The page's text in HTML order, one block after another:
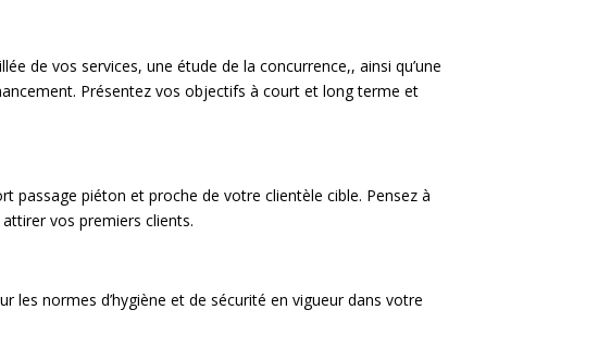
de vos services, une étude de la concurrence,, ainsi qu’une
Présentez vos objectifs à court et long terme et
passage piéton et proche de votre clientèle cible. Pensez à
vos premiers clients.
les normes d’hygiène et de sécurité en vigueur dans votre